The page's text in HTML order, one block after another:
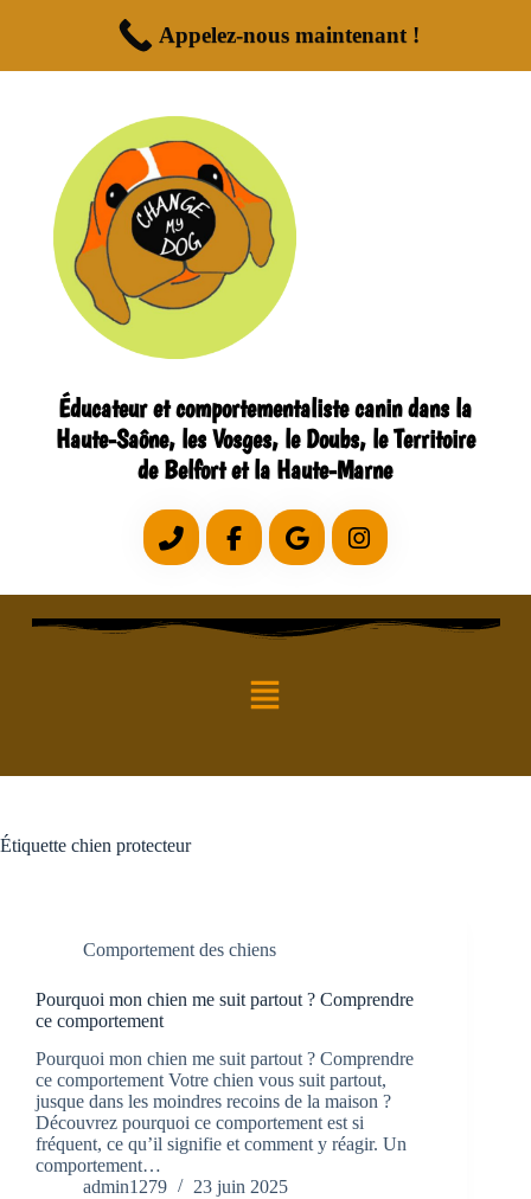
Éducateur et comportementaliste canin dans la
Haute-Saône, les Vosges, le Doubs, le Territoire
de Belfort et la Haute-Marne
Étiquette chien protecteur
Comportement des chiens
Pourquoi mon chien me suit partout ? Comprendre
ce comportement
Pourquoi mon chien me suit partout ? Comprendre
ce comportement Votre chien vous suit partout,
jusque dans les moindres recoins de la maison ?
Découvrez pourquoi ce comportement est si
fréquent, ce qu’il signifie et comment y réagir. Un
comportement…
admin1279
23 juin 2025
Appelez-nous maintenant !